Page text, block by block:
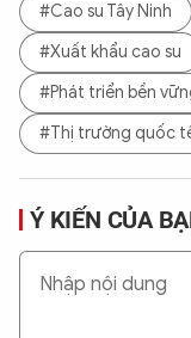
#Cao su Tây Ninh
#Xuất khẩu cao su
#Phát triển bền
#Thị trường quốc
Ý KIẾN CỦA